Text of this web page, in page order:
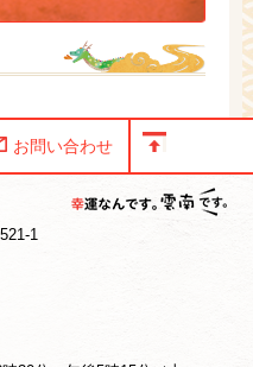
お問い合わせ
1